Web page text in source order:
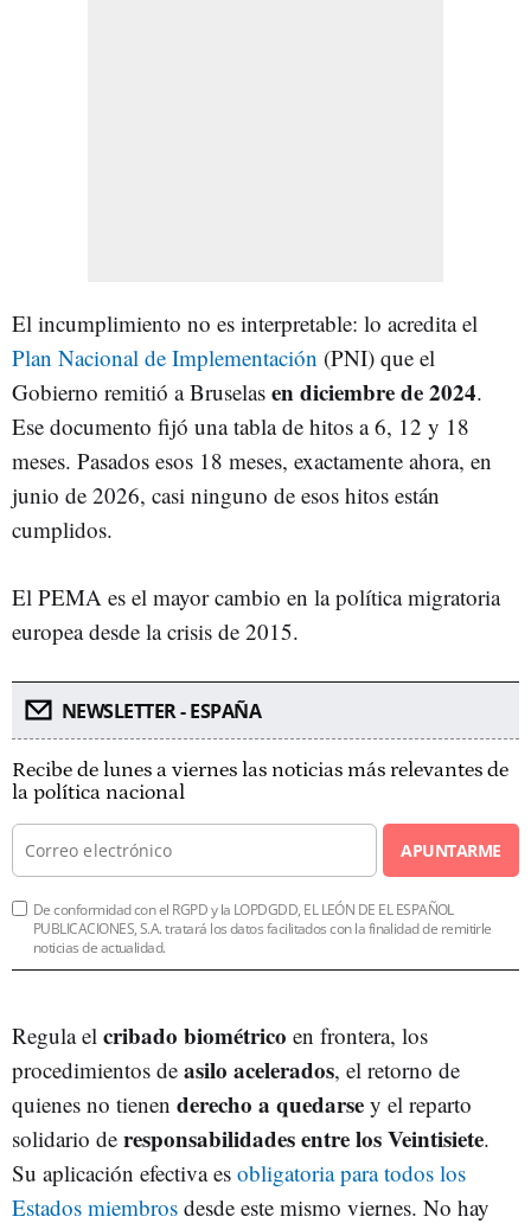
El incumplimiento no es interpretable: lo acredita el
Plan Nacional de Implementación (PNI) que el
Gobierno remitió a Bruselas en diciembre de 2024.
Ese documento fijó una tabla de hitos a 6, 12 y 18
meses. Pasados esos 18 meses, exactamente ahora, en
junio de 2026, casi ninguno de esos hitos están
cumplidos.
El PEMA es el mayor cambio en la política migratoria
europea desde la crisis de 2015.
NEWSLETTER - ESPAÑA
Recibe de lunes a viernes las noticias más relevantes de
la política nacional
APUNTARME
De conformidad con el RGPD y la LOPDGDD, EL LEÓN DE EL ESPAÑOL
PUBLICACIONES, S.A. tratará los datos facilitados con la finalidad de remitirle
noticias de actualidad.
Regula el cribado biométrico en frontera, los
procedimientos de asilo acelerados, el retorno de
quienes no tienen derecho a quedarse y el reparto
solidario de responsabilidades entre los Veintisiete.
Su aplicación efectiva es obligatoria para todos los
Estados miembros desde este mismo viernes. No hay